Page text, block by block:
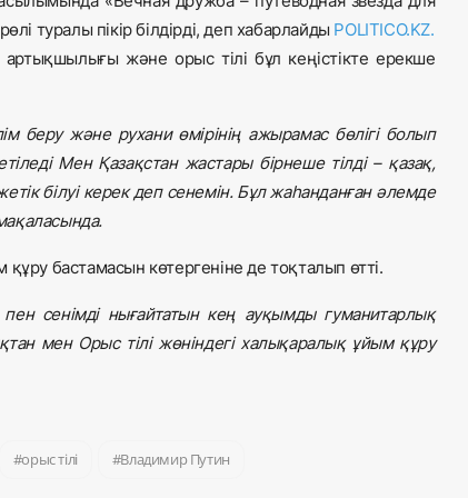
туралы пікір білдірді, деп хабарлайды POLITICO.KZ.
артықшылығы және орыс тілі бұл кеңістікте ерекше
беру және рухани өмірінің ажырамас бөлігі болып
Мен Қазақстан жастары бірнеше тілді – қазақ,
білуі керек деп сенемін. Бұл жаһанданған әлемде
бастамасын көтергеніне де тоқталып өтті.
сенімді нығайтатын кең ауқымды гуманитарлық
мен Орыс тілі жөніндегі халықаралық ұйым құру
орыс тілі Владимир Путин